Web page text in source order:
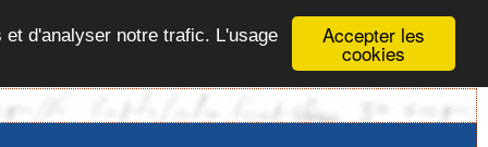
Accepter les
cookies
d'analyser notre trafic. L'usage